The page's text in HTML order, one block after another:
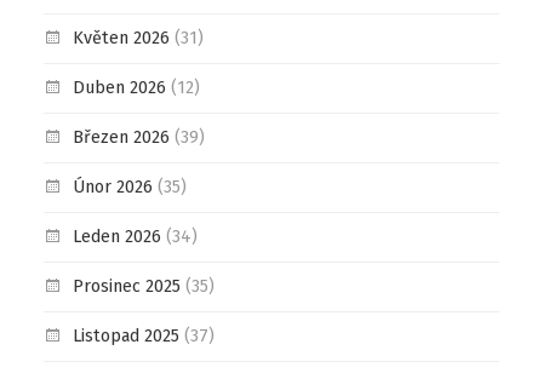
Květen 2026 (31)
Duben 2026 (12)
Březen 2026 (39)
Únor 2026 (35)
Leden 2026 (34)
Prosinec 2025 (35)
Listopad 2025 (37)